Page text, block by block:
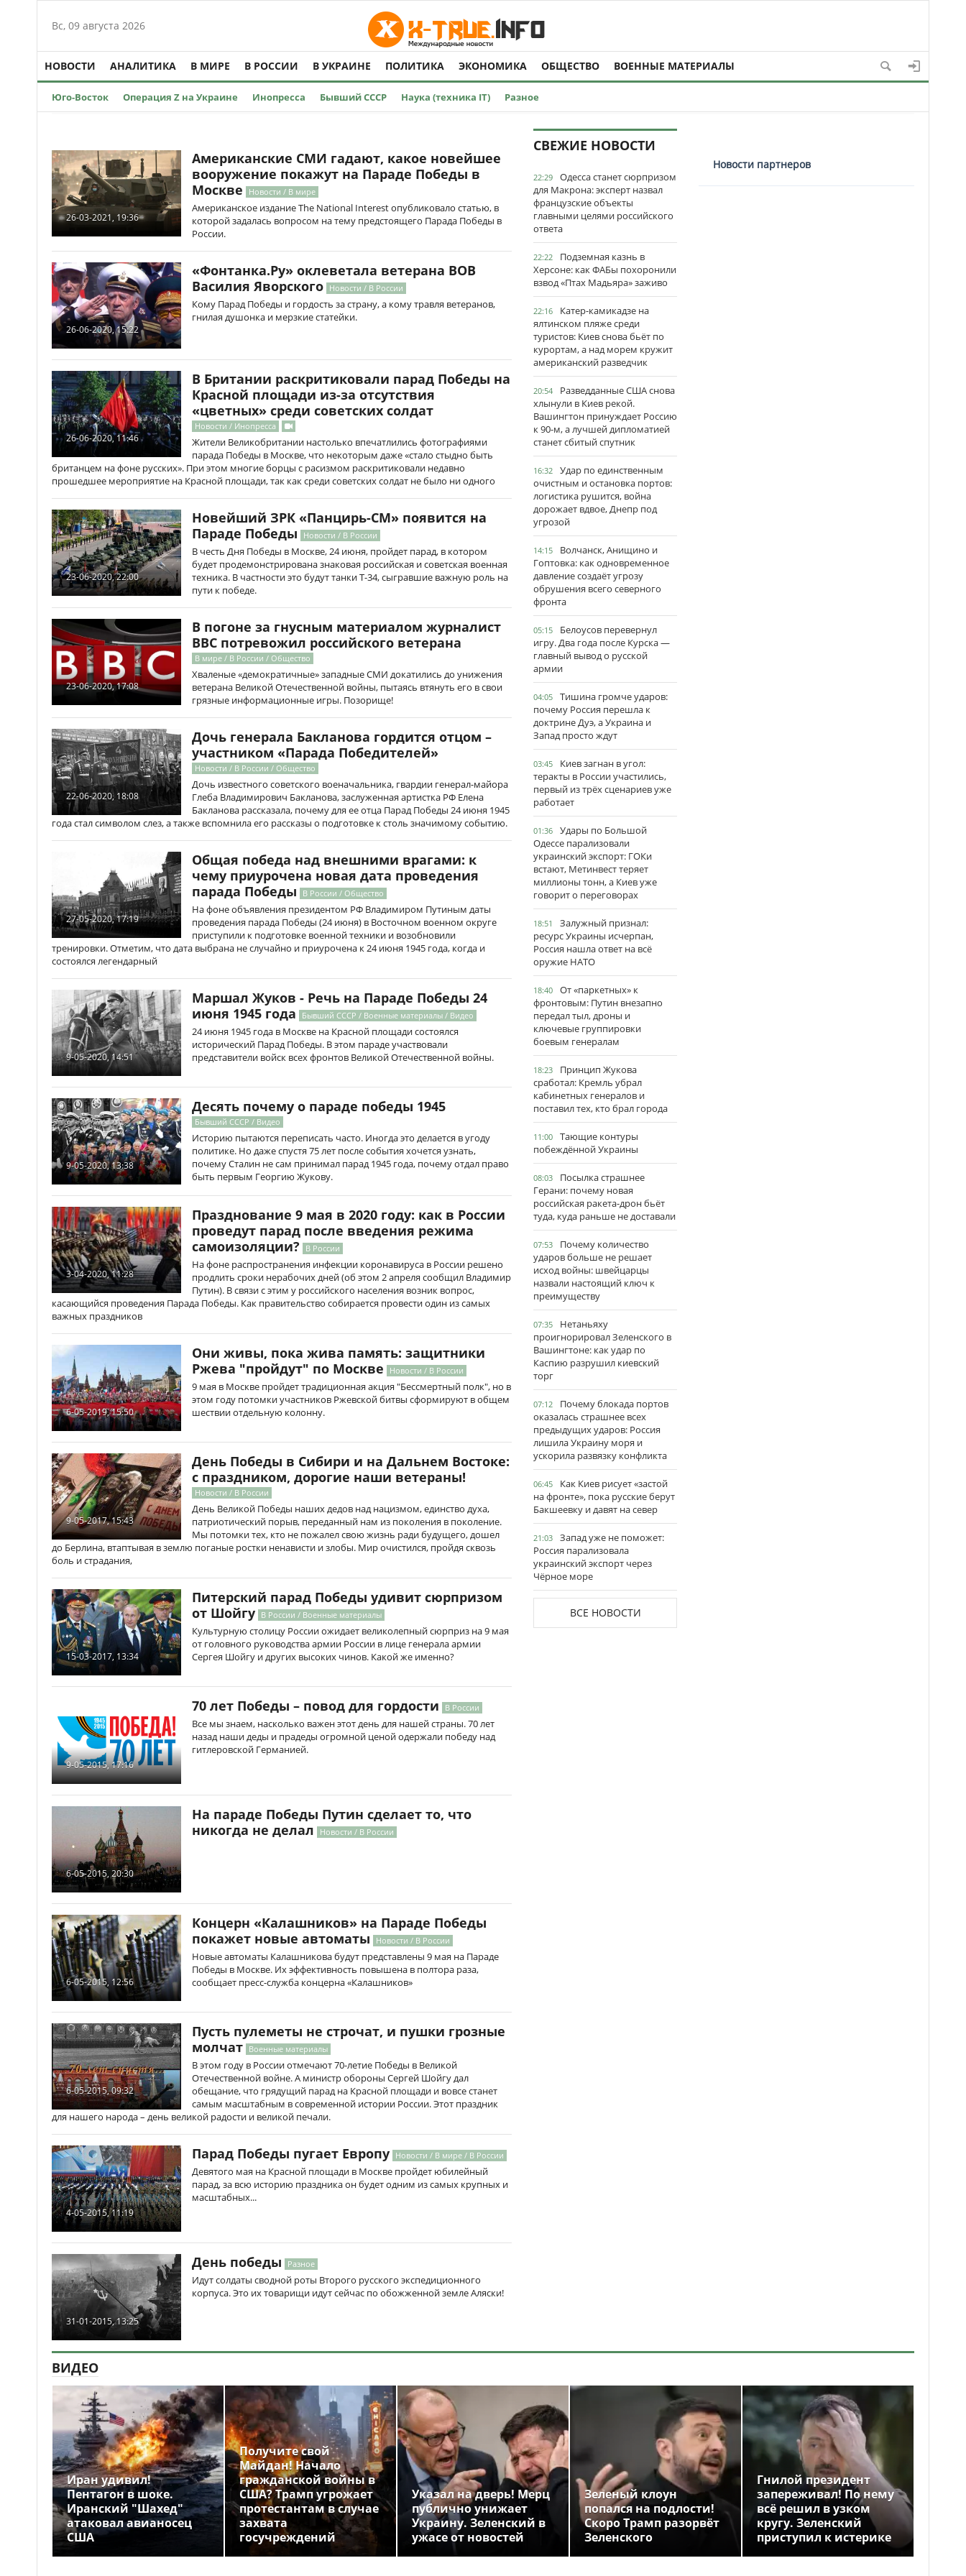
Вс, 09 августа 2026
НОВОСТИ АНАЛИТИКА В МИРЕ В РОССИИ В УКРАИНЕ ПОЛИТИКА ЭКОНОМИКА ОБЩЕСТВО ВОЕННЫЕ МАТЕРИАЛЫ
Юго-Восток Операция Z на Украине Инопресса Бывший СССР Наука (техника IT) Разное
26-03-2021, 19:36
Американские СМИ гадают, какое новейшее
вооружение покажут на Параде Победы в
Москве
Новости / В мире
Американское издание The National Interest опубликовало статью, в
которой задалась вопросом на тему предстоящего Парада Победы в
России.
26-06-2020, 15:22
«Фонтанка.Ру» оклеветала ветерана ВОВ
Василия Яворского Новости / В России
Кому Парад Победы и гордость за страну, а кому травля ветеранов,
гнилая душонка и мерзкие статейки.
26-06-2020, 11:46
В Британии раскритиковали парад Победы на
Красной площади из-за отсутствия
«цветных» среди советских солдат
Новости / Инопресса
Жители Великобритании настолько впечатлились фотографиями
парада Победы в Москве, что некоторым даже «стало стыдно быть
британцем на фоне русских». При этом многие борцы с расизмом раскритиковали недавно
прошедшее мероприятие на Красной площади, так как среди советских солдат не было ни одного
23-06-2020, 22:00
Новейший ЗРК «Панцирь-СМ» появится на
Параде Победы
Новости / В России
В честь Дня Победы в Москве, 24 июня, пройдет парад, в котором
будет продемонстрирована знаковая российская и советская военная
техника. В частности это будут танки Т-34, сыгравшие важную роль на
пути к победе.
23-06-2020, 17:08
В погоне за гнусным материалом журналист
BBC потревожил российского ветерана
В мире / В России / Общество
Хваленые «демократичные» западные СМИ докатились до унижения
ветерана Великой Отечественной войны, пытаясь втянуть его в свои
грязные информационные игры. Позорище!
22-06-2020, 18:08
Дочь генерала Бакланова гордится отцом –
участником «Парада Победителей»
Новости / В России / Общество
Дочь известного советского военачальника, гвардии генерал-майора
Глеба Владимирович Бакланова, заслуженная артистка РФ Елена
Бакланова рассказала, почему для ее отца Парад Победы 24 июня 1945
года стал символом слез, а также вспомнила его рассказы о подготовке к столь значимому событию.
27-05-2020, 17:19
Общая победа над внешними врагами: к
чему приурочена новая дата проведения
парада Победы
В России / Общество
На фоне объявления президентом РФ Владимиром Путиным даты
проведения парада Победы (24 июня) в Восточном военном округе
приступили к подготовке военной техники и возобновили
тренировки. Отметим, что дата выбрана не случайно и приурочена к 24 июня 1945 года, когда и
состоялся легендарный
9-05-2020, 14:51
Маршал Жуков - Речь на Параде Победы 24
июня 1945 года
Бывший СССР / Военные материалы / Видео
24 июня 1945 года в Москве на Красной площади состоялся
исторический Парад Победы. В этом параде участвовали
представители войск всех фронтов Великой Отечественной войны.
9-05-2020, 13:38
Десять почему о параде победы 1945
Бывший СССР / Видео
Историю пытаются переписать часто. Иногда это делается в угоду
политике. Но даже спустя 75 лет после события хочется узнать,
почему Сталин не сам принимал парад 1945 года, почему отдал право
быть первым Георгию Жукову.
3-04-2020, 11:28
Празднование 9 мая в 2020 году: как в России
проведут парад после введения режима
самоизоляции?
В России
На фоне распространения инфекции коронавируса в России решено
продлить сроки нерабочих дней (об этом 2 апреля сообщил Владимир
Путин). В связи с этим у российского населения возник вопрос,
касающийся проведения Парада Победы. Как правительство собирается провести один из самых
важных праздников
6-05-2019, 15:50
Они живы, пока жива память: защитники
Ржева "пройдут" по Москве
Новости / В России
9 мая в Москве пройдет традиционная акция "Бессмертный полк", но в
этом году потомки участников Ржевской битвы сформируют в общем
шествии отдельную колонну.
9-05-2017, 15:43
День Победы в Сибири и на Дальнем Востоке:
с праздником, дорогие наши ветераны!
Новости / В России
День Великой Победы наших дедов над нацизмом, единство духа,
патриотический порыв, переданный нам из поколения в поколение.
Мы потомки тех, кто не пожалел свою жизнь ради будущего, дошел
до Берлина, втаптывая в землю поганые ростки ненависти и злобы. Мир очистился, пройдя сквозь
боль и страдания,
15-03-2017, 13:34
Питерский парад Победы удивит сюрпризом
от Шойгу В России / Военные материалы
Культурную столицу России ожидает великолепный сюрприз на 9 мая
от головного руководства армии России в лице генерала армии
Сергея Шойгу и других высоких чинов. Какой же именно?
9-05-2015, 17:16
70 лет Победы – повод для гордости В России
Все мы знаем, насколько важен этот день для нашей страны. 70 лет
назад наши деды и прадеды огромной ценой одержали победу над
гитлеровской Германией.
6-05-2015, 20:30
На параде Победы Путин сделает то, что
никогда не делал
Новости / В России
6-05-2015, 12:56
Концерн «Калашников» на Параде Победы
покажет новые автоматы
Новости / В России
Новые автоматы Калашникова будут представлены 9 мая на Параде
Победы в Москве. Их эффективность повышена в полтора раза,
сообщает пресс-служба концерна «Калашников»
6-05-2015, 09:32
Пусть пулеметы не строчат, и пушки грозные
молчат Военные материалы
В этом году в России отмечают 70-летие Победы в Великой
Отечественной войне. А министр обороны Сергей Шойгу дал
обещание, что грядущий парад на Красной площади и вовсе станет
самым масштабным в современной истории России. Этот праздник
для нашего народа – день великой радости и великой печали.
4-05-2015, 11:19
Парад Победы пугает Европу Новости / В мире / В России
Девятого мая на Красной площади в Москве пройдет юбилейный
парад, за всю историю праздника он будет одним из самых крупных и
масштабных...
31-01-2015, 13:25
День победы Разное
Идут солдаты сводной роты Второго русского экспедиционного
корпуса. Это их товарищи идут сейчас по обожженной земле Аляски!
СВЕЖИЕ НОВОСТИ
22:29
Одесса станет сюрпризом
для Макрона: эксперт назвал
французские объекты
главными целями российского
ответа
22:22
Подземная казнь в
Херсоне: как ФАБы похоронили
взвод «Птах Мадьяра» заживо
22:16
Катер-камикадзе на
ялтинском пляже среди
туристов: Киев снова бьёт по
курортам, а над морем кружит
американский разведчик
20:54
Разведданные США снова
хлынули в Киев рекой.
Вашингтон принуждает Россию
к 90-м, а лучшей дипломатией
станет сбитый спутник
16:32
Удар по единственным
очистным и остановка портов:
логистика рушится, война
дорожает вдвое, Днепр под
угрозой
14:15
Волчанск, Анищино и
Гоптовка: как одновременное
давление создаёт угрозу
обрушения всего северного
фронта
05:15
Белоусов перевернул
игру. Два года после Курска —
главный вывод о русской
армии
04:05
Тишина громче ударов:
почему Россия перешла к
доктрине Дуэ, а Украина и
Запад просто ждут
03:45
Киев загнан в угол:
теракты в России участились,
первый из трёх сценариев уже
работает
01:36
Удары по Большой
Одессе парализовали
украинский экспорт: ГОКи
встают, Метинвест теряет
миллионы тонн, а Киев уже
говорит о переговорах
18:51
Залужный признал:
ресурс Украины исчерпан,
Россия нашла ответ на всё
оружие НАТО
18:40
От «паркетных» к
фронтовым: Путин внезапно
передал тыл, дроны и
ключевые группировки
боевым генералам
18:23
Принцип Жукова
сработал: Кремль убрал
кабинетных генералов и
поставил тех, кто брал города
11:00
Тающие контуры
побеждённой Украины
08:03
Посылка страшнее
Герани: почему новая
российская ракета-дрон бьёт
туда, куда раньше не доставали
07:53
Почему количество
ударов больше не решает
исход войны: швейцарцы
назвали настоящий ключ к
преимуществу
07:35
Нетаньяху
проигнорировал Зеленского в
Вашингтоне: как удар по
Каспию разрушил киевский
торг
07:12
Почему блокада портов
оказалась страшнее всех
предыдущих ударов: Россия
лишила Украину моря и
ускорила развязку конфликта
06:45
Как Киев рисует «застой
на фронте», пока русские берут
Бакшеевку и давят на север
21:03
Запад уже не поможет:
Россия парализовала
украинский экспорт через
Чёрное море
ВСЕ НОВОСТИ
Новости партнеров
ВИДЕО
Иран удивил!
Пентагон в шоке.
Иранский "Шахед"
атаковал авианосец
США
Получите свой
Майдан! Начало
гражданской войны в
США? Трамп угрожает
протестантам в случае
захвата
госучреждений
Указал на дверь! Мерц
публично унижает
Украину. Зеленский в
ужасе от новостей
Зеленый клоун
попался на подлости!
Скоро Трамп разорвёт
Зеленского
Гнилой президент
запереживал! По нему
всё решил в узком
кругу. Зеленский
приступил к истерике